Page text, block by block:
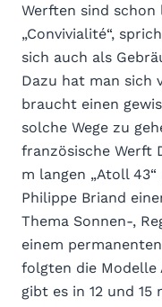
Werften sind schon
„Convivialité“,
sich auch als
Dazu hat man sich
braucht einen
solche Wege zu
französische Werft
m langen „Atoll
Philippe Briand
Thema Sonnen-,
einem
folgten die Modelle
gibt es in 12 und 15